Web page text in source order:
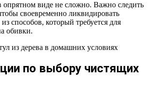
опрятном виде не сложно. Важно следить
своевременно ликвидировать
способов, который требуется для
обивки.
по выбору чистящих